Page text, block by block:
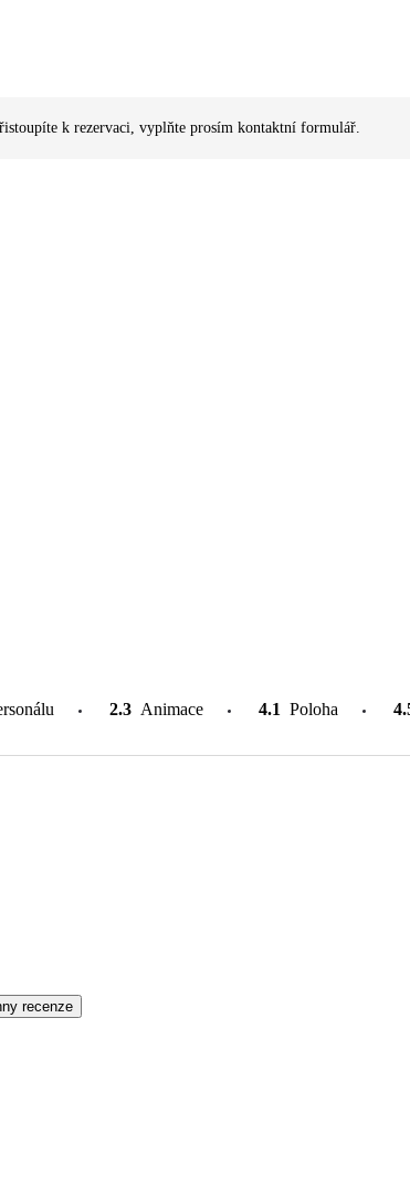
k rezervaci, vyplňte prosím kontaktní formulář.
2.3 Animace 4.1 Poloha
recenze